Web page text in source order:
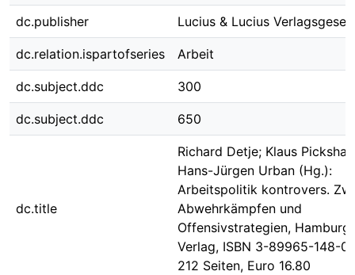
dc.publisher Lucius & Lucius
dc.relation.ispartofseries Arbeit
dc.subject.ddc 300
dc.subject.ddc 650
dc.title
Richard Detje; Klaus
Hans-Jürgen Urban (Hg.):
Arbeitspolitik kontrovers.
Abwehrkämpfen und
Offensivstrategien,
Verlag, ISBN 3-89965-148-
212 Seiten, Euro 16.80